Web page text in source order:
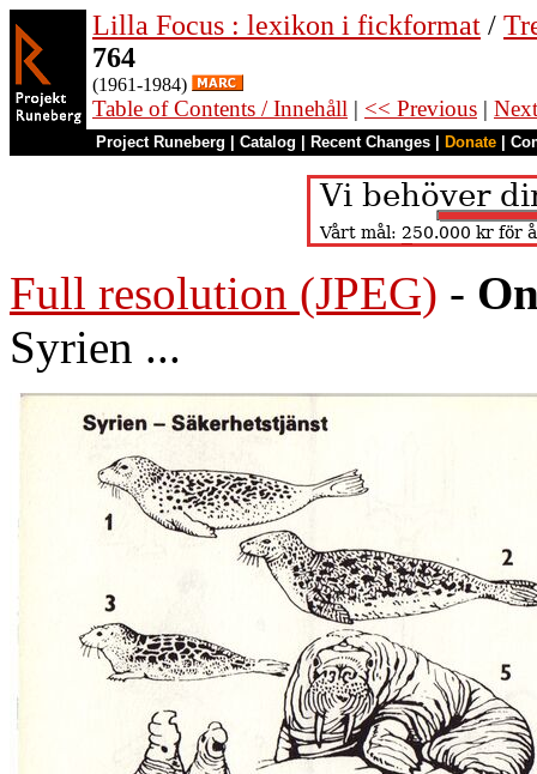
Lilla Focus : lexikon i fickformat /
764
(1961-1984)
Table of Contents / Innehåll | << Previous |
Project Runeberg Catalog Recent Changes Donate
Full resolution (JPEG) -
Syrien ...